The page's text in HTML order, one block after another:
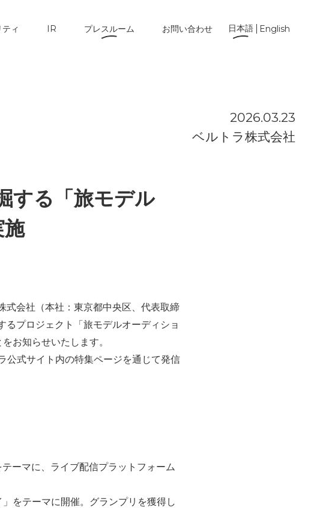
ィ IR プレスルーム お問い合わせ 日本語 English
2026.03.23
ベルトラ株式会社
する「旅モデル
式会社（本社：東京都中央区、代表取締
プロジェクト「旅モデルオーディショ
お知らせいたします。
公式サイト内の特集ページを通じて発信
ーマに、ライブ配信プラットフォーム
をテーマに開催。グランプリを獲得し